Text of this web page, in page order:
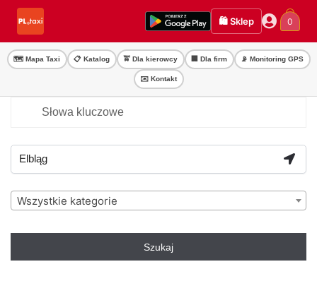
Przejdź
nawigacji
Przejdź
treści
🛍️ Sklep 0
🗺️ Mapa Taxi 📋 Katalog 🚖 Dla kierowcy 🏢 Dla firm 📡 Monitoring GPS
✉️ Kontakt
Wszystkie kategorie
Szukaj